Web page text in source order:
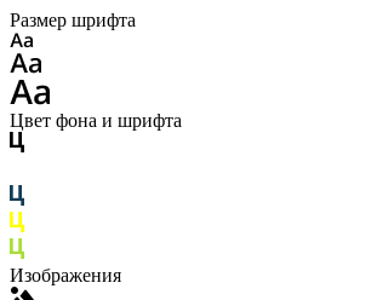
Размер шрифта
Цвет фона и шрифта
Изображения